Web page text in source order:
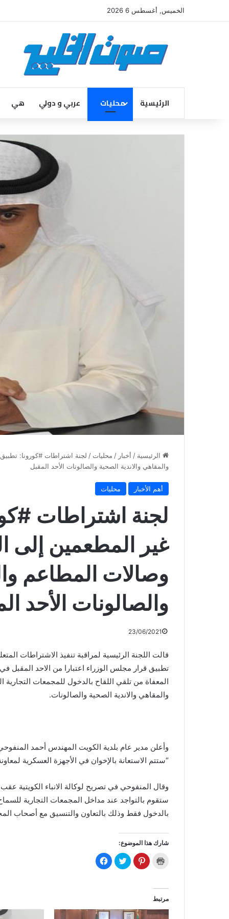
الخميس, أغسطس 6 2026
الرئيسية محليات عربي و دولي هي
الرئيسية / أخبار / محليات / لجنة اشتراطات #كورونا:
والمقاهي والاندية الصحية والصالونات الأحد المقبل
أهم الأخبار محليات
لجنة اشتراطات
غير المطعمين إلى
وصالات المطاعم
والصالونات الأحد
23/06/2021
تطبيق قرار مجلس الوزراء اعتبارا من الاحد المقبل
والمقاهي والاندية الصحية والصالونات.
وأعلن مدير عام بلدية الكويت المهندس أحمد
“ستتم الاستعانة بالإخوان في الأجهزة العسكرية
وقال المنفوحي في تصريح لوكالة الانباء الكويتية
ستقوم بالتواجد عند مداخل المجمعات التجارية
بالدخول فقط وذلك بالتعاون والتنسيق مع أصحاب
شارك هذا الموضوع:
ل
ط
ب
ا
ع
ض
ا
ر
ض
ا
ر
ن
ا
ر
مرتبط